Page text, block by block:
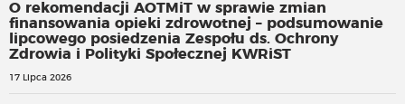
O rekomendacji AOTMiT w sprawie zmian
finansowania opieki zdrowotnej – podsumowanie
lipcowego posiedzenia Zespołu ds. Ochrony
Zdrowia i Polityki Społecznej KWRiST
17 Lipca 2026